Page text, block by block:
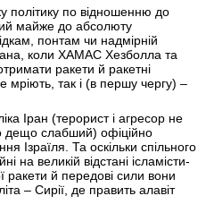
політику по відношенню до
майже до абсолюту
понтам чи надмірній
коли ХАМАС Хезболла та
ракети й ракетні
мріють, так і (в першу чергу) –
Іран (терорист і агресор не
дещо слабший) офіційно
Ізраїля. Та оскільки спільного
на великій відстані ісламісти-
ракети й передові сили вони
– Сирії, де править алавіт